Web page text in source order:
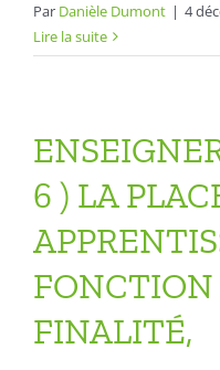
Par Danièle Dumont | 4
Lire la suite
6 ) LA
FONCTION
FINALITÉ,